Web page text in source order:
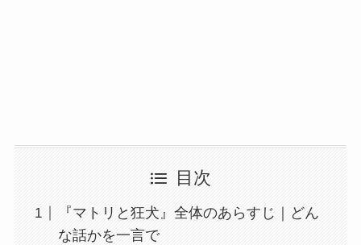
目次
『マトリと狂犬』全体のあらすじ｜どん
な話かを一言で